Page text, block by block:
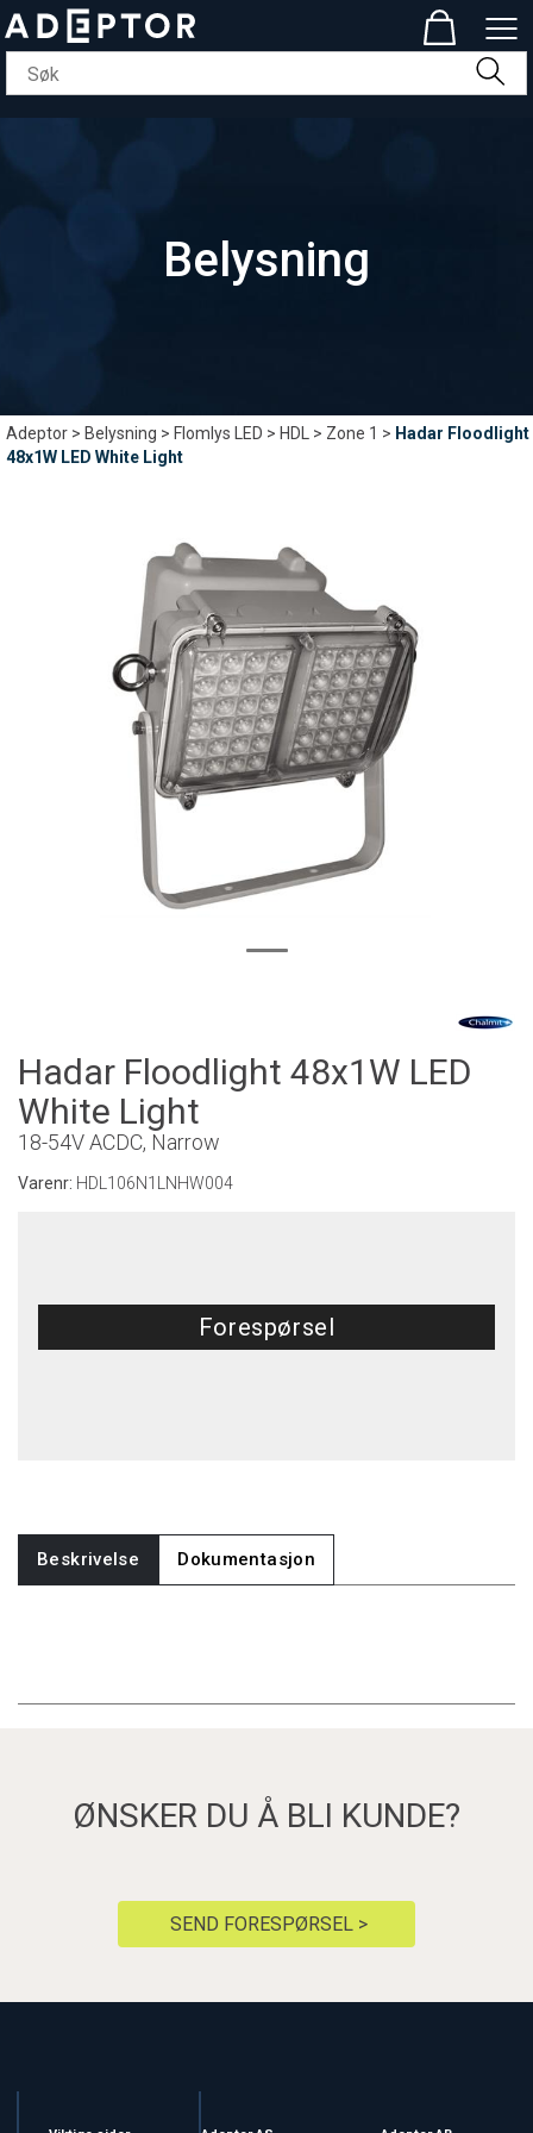
Belysning
Adeptor>Belysning>Flomlys LED>HDL >Zone 1 > Hadar Floodlight
48x1W LED White Light
Hadar Floodlight 48x1W LED
White Light
18-54V ACDC, Narrow
Varenr: HDL106N1LNHW004
Forespørsel
Beskrivelse Dokumentasjon
ØNSKER DU Å BLI KUNDE?
SEND FORESPØRSEL >